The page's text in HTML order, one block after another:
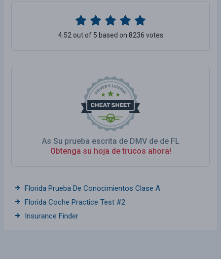
As Su prueba escrita de DMV de de FL
Obtenga su hoja de trucos ahora!
4.52 out of 5 based on 8236 votes
Florida Prueba De Conocimientos Clase A
Florida Coche Practice Test #2
Insurance Finder